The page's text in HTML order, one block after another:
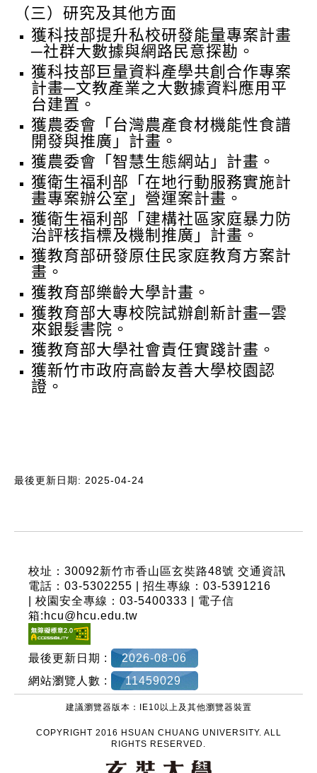
（三）研究及其他方面
獲科技部提升私校研發能量專案計畫
─社群大數據與網路民意探勘。
獲科技部巨量資料產學共創合作專案
計畫─文教產業之大數據資料應用平
台建置。
獲農委會「台灣農產食材機能性食譜
開發與推廣」計畫。
獲農委會「智慧生態網站」計畫。
獲衛生福利部「在地行動服務實施計
畫專案辦公室」營運案計畫。
獲衛生福利部「建構社區家庭暴力防
治評核指標及機制推廣」計畫。
獲教育部研發原住民家庭教育方案計
畫。
獲教育部樂齡大學計畫。
獲教育部大專校院試辦創新計畫─雲
來銀髮書院。
獲教育部大學社會責任實踐計畫。
獲新竹市政府高齡友善大學校園認
證。
最後更新日期: 2025-04-24
校址：30092新竹市香山區玄奘路48號 交通資訊
電話：03-5302255 | 招生專線：03-5391216
| 校園安全專線：03-5400333 | 電子信
箱:hcu@hcu.edu.tw
最後更新日期 :
2026-08-06
網站瀏覽人數 :
11459029
建議瀏覽器版本：IE10以上及其他瀏覽器裝置
COPYRIGHT 2016 HSUAN CHUANG UNIVERSITY. ALL
RIGHTS RESERVED.